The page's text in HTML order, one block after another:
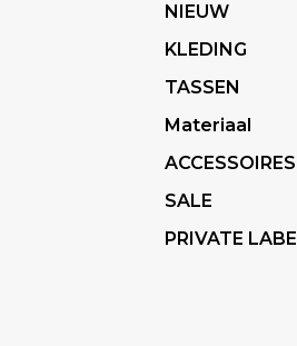
NIEUW
KLEDING
TASSEN
Materiaal
ACCESSOIRES
SALE
PRIVATE